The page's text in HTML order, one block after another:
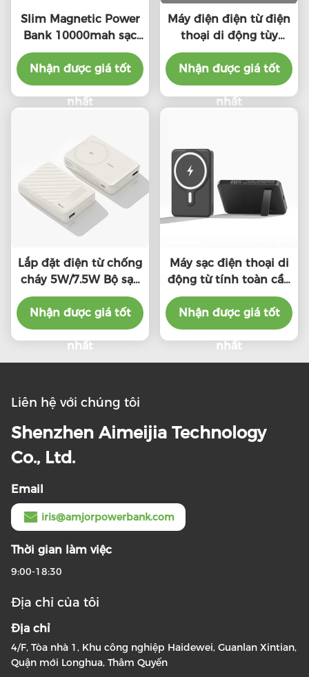
Slim Magnetic Power
Bank 10000mah sạc
nhanh Powerbank an
toàn
Nhận được giá tốt
nhất
Máy điện điện từ điện
thoại di động tùy
chỉnh 5000mAh
Nhận được giá tốt
nhất
Lắp đặt điện từ chống
cháy 5W/7.5W Bộ sạc
không dây từ tính di
động
Nhận được giá tốt
nhất
Máy sạc điện thoại di
động từ tính toàn cầu
5000mAh Black
Foldable Power Bank
Nhận được giá tốt
nhất
Liên hệ với chúng tôi
Shenzhen Aimeijia Technology
Co., Ltd.
Email
iris@amjorpowerbank.com
Thời gian làm việc
9:00-18:30
Địa chỉ của tôi
Địa chỉ
4/F, Tòa nhà 1, Khu công nghiệp Haidewei, Guanlan Xintian,
Quận mới Longhua, Thâm Quyến